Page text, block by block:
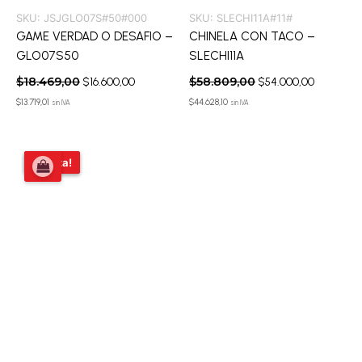
SKU: JSJGLO07S#50#000
GAME VERDAD O DESAFIO –
GLO07S50
$18.469,00 $16.600,00
$13.719,01 sin IVA
SKU: SLECHI11A#11#
CHINELA CON TACO –
SLECHI11A
$58.809,00 $54.000,00
$44.628,10 sin IVA
¡Oferta!
¡Oferta!